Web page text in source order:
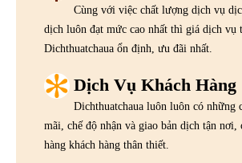
Cùng với việc chất lượng dịch vụ
dịch luôn đạt mức cao nhất thì giá dịch vụ
Dichthuatchaua ổn định, ưu đãi nhất.
Dịch Vụ Khách Hàng
Dichthuatchaua luôn luôn có những
mãi, chế độ nhận và giao bản dịch tận nơi,
hàng khách hàng thân thiết.